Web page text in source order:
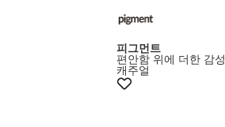
피그먼트
편안함 위에 더한 감성
캐주얼